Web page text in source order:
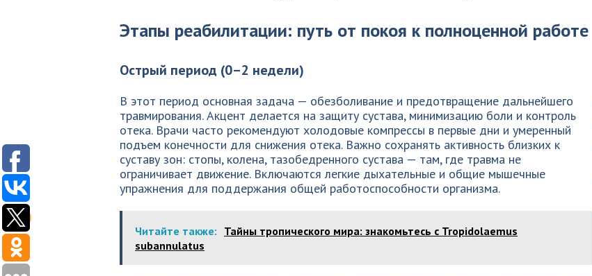
Этапы реабилитации: путь от покоя к полноценной работе
Острый период (0–2 недели)
В этот период основная задача — обезболивание и предотвращение дальнейшего
травмирования. Акцент делается на защиту сустава, минимизацию боли и контроль
отека. Врачи часто рекомендуют холодовые компрессы в первые дни и умеренный
подъем конечности для снижения отека. Важно сохранять активность близких к
суставу зон: стопы, колена, тазобедренного сустава — там, где травма не
ограничивает движение. Включаются легкие дыхательные и общие мышечные
упражнения для поддержания общей работоспособности организма.
Читайте также: Тайны тропического мира: знакомьтесь с Tropidolaemus
subannulatus